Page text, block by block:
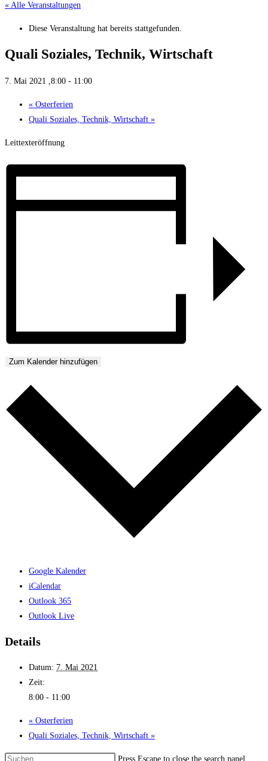
« Alle Veranstaltungen
Diese Veranstaltung hat bereits stattgefunden.
Quali Soziales, Technik, Wirt­schaft
7. Mai 2021 ,8:00 - 11:00
« Oster­ferien
Quali Soziales, Technik, Wirt­schaft »
Leittexteröffnung
Zum Kalender hinzufügen
Google Kalender
iCalendar
Outlook 365
Outlook Live
Details
Datum: 7. Mai 2021
Zeit:
8:00 - 11:00
« Oster­ferien
Quali Soziales, Technik, Wirt­schaft »
Press Escape to close the search panel.